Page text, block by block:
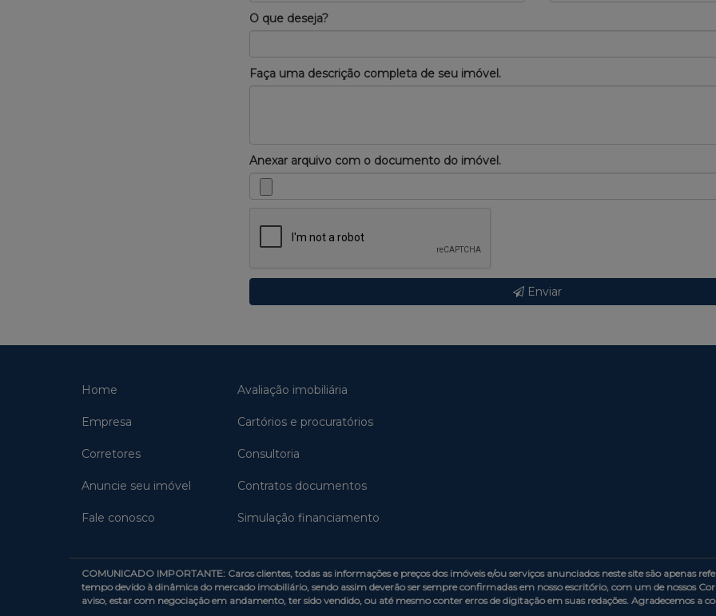
O que deseja?
Faça uma descrição completa de seu imóvel.
Anexar arquivo com o documento do imóvel.
Enviar
Home
Empresa
Corretores
Anuncie seu imóvel
Fale conosco
Avaliação imobiliária
Cartórios e procuratórios
Consultoria
Contratos documentos
Simulação financiamento
COMUNICADO IMPORTANTE: Caros clientes, todas as informações e preços dos imóveis e/ou serviços anunciados neste site são apenas
tempo devido à dinâmica do mercado imobiliário, sendo assim deverão ser sempre confirmadas em nosso escritório, com um de nossos
aviso, estar com negociação em andamento, ter sido vendido, ou até mesmo conter erros de digitação em suas redações. Agradecemos a